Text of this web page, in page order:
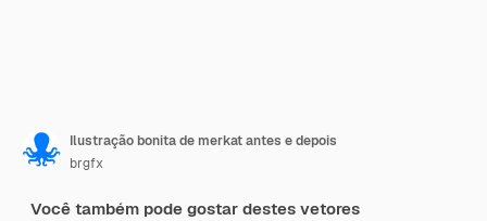
Ilustração bonita de merkat antes e depois
brgfx
Você também pode gostar destes vetores